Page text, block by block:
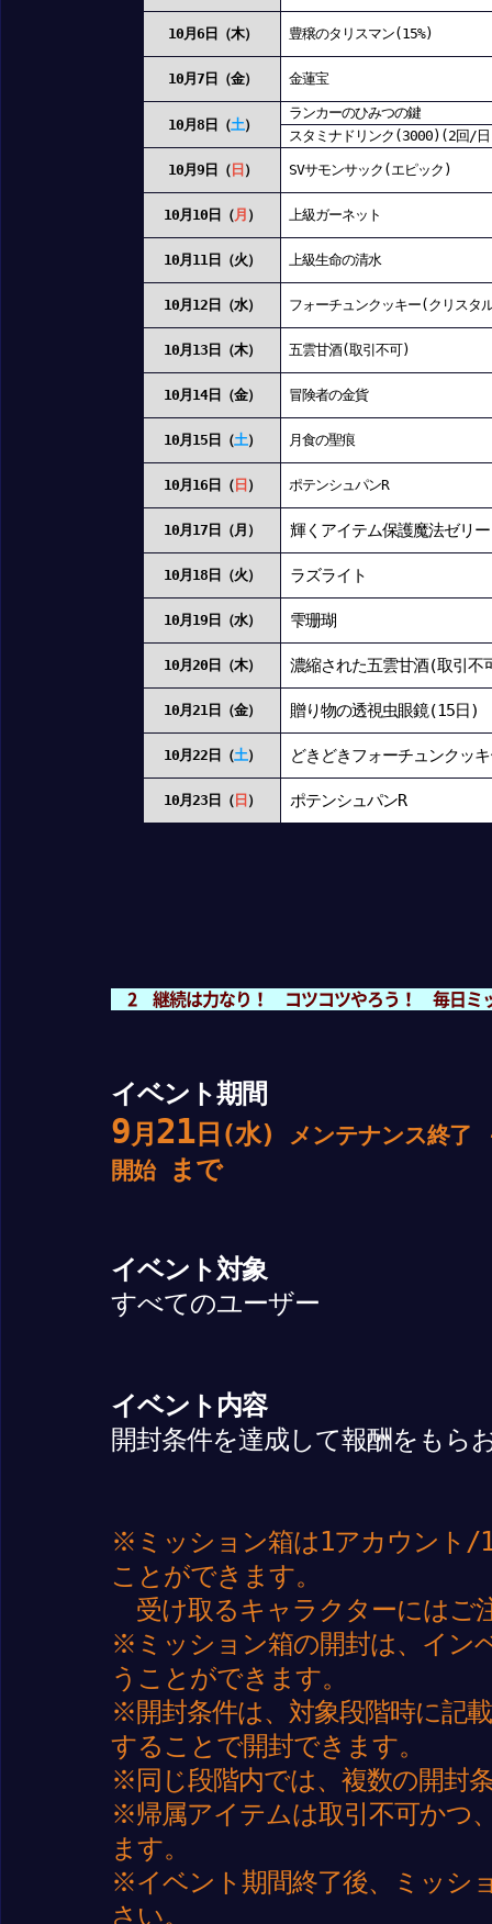
10月6日（木） 豊穣のタリスマン(15%)
10月7日（金） 金蓮宝
10月8日（土）
ランカーのひみつの鍵
スタミナドリンク(3000)(2回/
10月9日（日 ） SVサモンサック(エピック)
10月10日（月 ） 上級ガーネット
10月11日（火） 上級生命の清水
10月12日（水） フォーチュンクッキー(クリスタ
10月13日（木） 五雲甘酒(取引不可)
10月14日（金） 冒険者の金貨
10月15日（土） 月食の聖痕
10月16日（ 日 ） ポテンシュパンR
10月17日（月） 輝くアイテム保護魔法ゼリ
10月18日（火） ラズライト
10月19日（水） 雫珊瑚
10月20日（木） 濃縮された五雲甘酒(取引不
10月21日（金） 贈り物の透視虫眼鏡(15日)
10月22日（土） どきどきフォーチュンクッ
10月23日（ 日 ） ポテンシュパンR
2 継続は力なり！ コツコツやろう！ 毎日ミ
イベント期間
9月 21 日(水) メンテナンス終了
開始まで
イベント対象
すべてのユーザー
イベント内容
開封条件を達成して報酬をもら
※ミッション箱は1アカウント/
ことができます。
受け取るキャラクターにはご
※ミッション箱の開封は、イン
うことができます。
※開封条件は、対象段階時に記
することで開封できます。
※同じ段階内では、複数の開封
※帰属アイテムは取引不可かつ
ます。
※イベント期間終了後、ミッシ
さい。